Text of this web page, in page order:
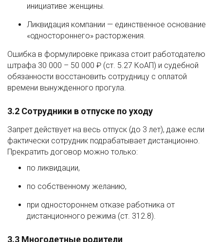
инициативе женщины.
Ликвидация компании — единственное основание
«одностороннего» расторжения.
Ошибка в формулировке приказа стоит работодателю
штрафа 30 000 – 50 000 ₽ (ст. 5.27 КоАП) и судебной
обязанности восстановить сотрудницу с оплатой
времени вынужденного прогула.
3.2 Сотрудники в отпуске по уходу
Запрет действует на весь отпуск (до 3 лет), даже если
фактически сотрудник подрабатывает дистанционно.
Прекратить договор можно только:
по ликвидации,
по собственному желанию,
при одностороннем отказе работника от
дистанционного режима (ст. 312.8).
3.3 Многодетные родители